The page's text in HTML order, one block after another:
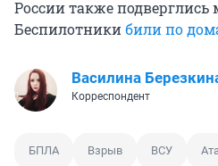
России также подверглись
Беспилотникибили по
Василина
Корреспондент
БПЛА Взрыв ВСУ